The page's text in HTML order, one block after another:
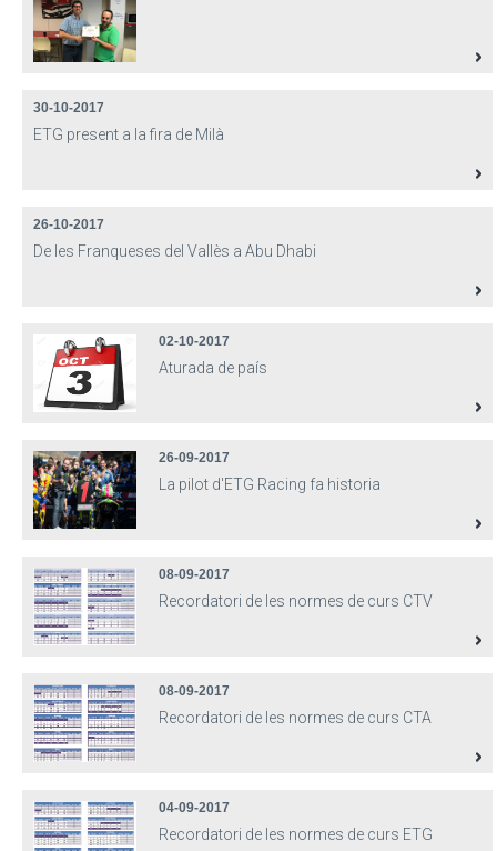
30-10-2017
ETG present a la fira de Milà
26-10-2017
De les Franqueses del Vallès a Abu Dhabi
02-10-2017
Aturada de país
26-09-2017
La pilot d'ETG Racing fa historia
08-09-2017
Recordatori de les normes de curs CTV
08-09-2017
Recordatori de les normes de curs CTA
04-09-2017
Recordatori de les normes de curs ETG